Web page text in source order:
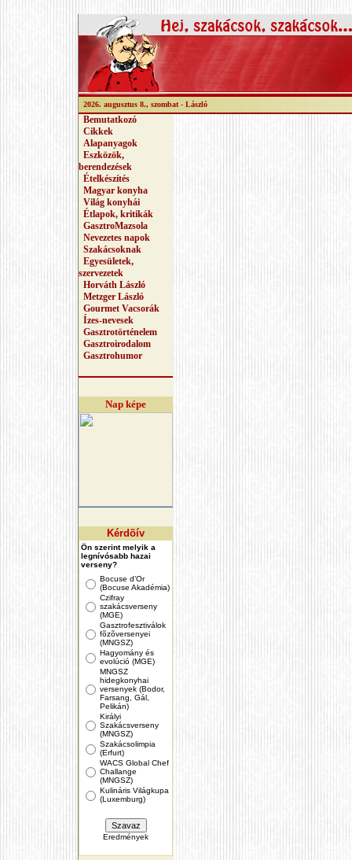
2026. augusztus 8., szombat - László
Bemutatkozó
Cikkek
Alapanyagok
Eszközök,
berendezések
Ételkészítés
Magyar konyha
Világ konyhái
Étlapok, kritikák
GasztroMazsola
Nevezetes napok
Szakácsoknak
Egyesületek,
szervezetek
Horváth László
Metzger László
Gourmet Vacsorák
Ízes-nevesek
Gasztrotörténelem
Gasztroirodalom
Gasztrohumor
Nap képe
Kérdõív
Ön szerint melyik a
legnívósabb hazai
verseny?
Bocuse d’Or
(Bocuse Akadémia)
Czifray
szakácsverseny
(MGE)
Gasztrofesztiválok
fõzõversenyei
(MNGSZ)
Hagyomány és
evolúció (MGE)
MNGSZ
hidegkonyhai
versenyek (Bodor,
Farsang, Gál,
Pelikán)
Királyi
Szakácsverseny
(MNGSZ)
Szakácsolimpia
(Erfurt)
WACS Global Chef
Challange
(MNGSZ)
Kulináris Világkupa
(Luxemburg)
Eredmények